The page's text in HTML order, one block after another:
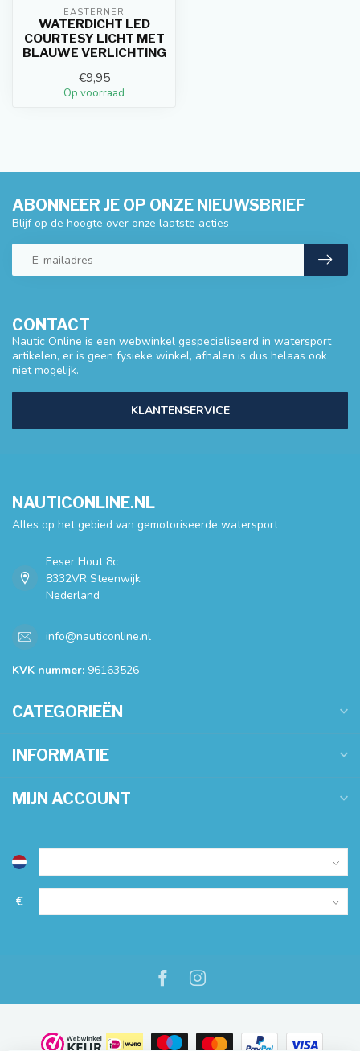
EASTERNER
WATERDICHT LED
COURTESY LICHT MET
BLAUWE VERLICHTING
€9,95
Op voorraad
CONTACT
Nautic Online is een webwinkel gespecialiseerd in watersport
artikelen, er is geen fysieke winkel, afhalen is dus helaas ook
niet mogelijk.
KLANTENSERVICE
ABONNEER JE OP ONZE NIEUWSBRIEF
Blijf op de hoogte over onze laatste acties
NAUTICONLINE.NL
Alles op het gebied van gemotoriseerde watersport
Eeser Hout 8c
8332VR Steenwijk
Nederland
info@nauticonline.nl
KVK nummer: 96163526
CATEGORIEËN
INFORMATIE
MIJN ACCOUNT
€